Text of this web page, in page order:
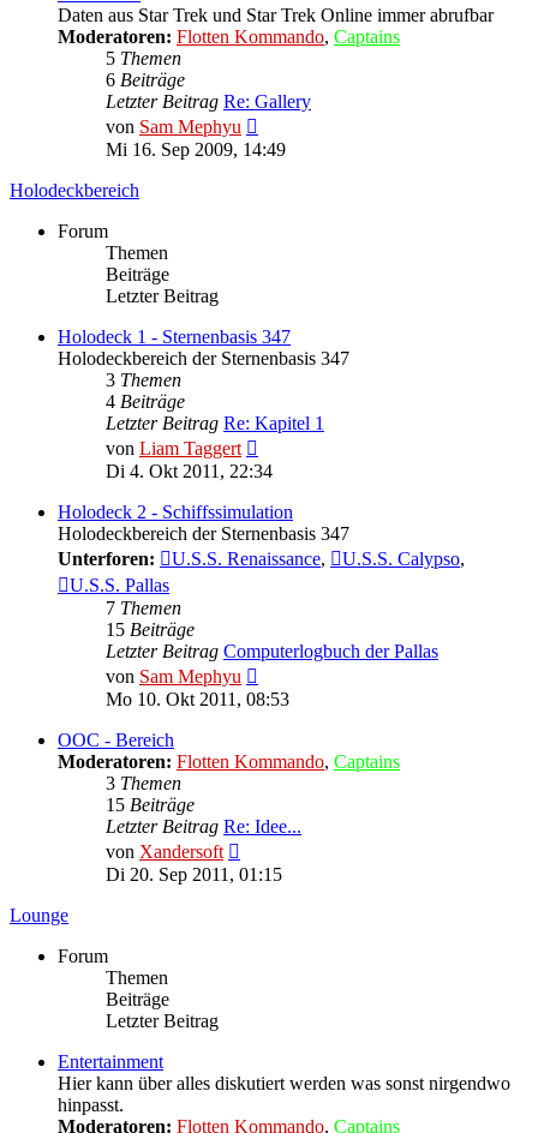
Daten aus Star Trek und Star Trek Online immer abrufbar
Moderatoren: Flotten Kommando, Captains
5 Themen
6 Beiträge
Letzter Beitrag Re: Gallery
von Sam Mephyu
Beitrag
Mi 16. Sep 2009, 14:49
Holodeckbereich
Forum
Themen
Beiträge
Letzter Beitrag
Holodeck 1 - Sternenbasis 347
Holodeckbereich der Sternenbasis 347
3 Themen
4 Beiträge
Letzter Beitrag Re: Kapitel 1
von Liam Taggert
Beitrag
Di 4. Okt 2011, 22:34
Holodeck 2 - Schiffssimulation
Holodeckbereich der Sternenbasis 347
Unterforen:
U.S.S. Renaissance, U.S.S. Calypso,
U.S.S. Pallas
7 Themen
15 Beiträge
Letzter Beitrag Computerlogbuch der Pallas
von Sam Mephyu
Beitrag
Mo 10. Okt 2011, 08:53
OOC - Bereich
Moderatoren: Flotten Kommando, Captains
3 Themen
15 Beiträge
Letzter Beitrag Re: Idee...
von Xandersoft
Beitrag
Di 20. Sep 2011, 01:15
Lounge
Forum
Themen
Beiträge
Letzter Beitrag
Entertainment
Hier kann über alles diskutiert werden was sonst nirgendwo
hinpasst.
Moderatoren: Flotten Kommando, Captains